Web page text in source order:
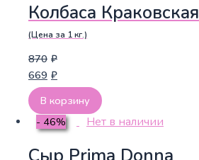
Колбаса Краковская
(Цена за 1 кг.)
870 ₽
669 ₽
В корзину
- 46%
Нет в наличии